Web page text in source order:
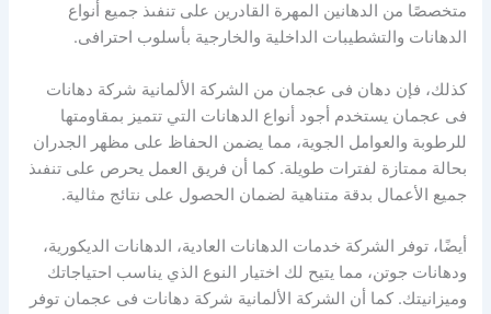
متخصصًا من الدهانين المهرة القادرين على تنفىذ جميع أنواع
الدهانات والتشطيبات الداخلية والخارجية بأسلوب احترافى.
كذلك، فإن دهان فى عجمان من الشركة الألمانية شركة دهانات
فى عجمان يستخدم أجود أنواع الدهانات التي تتميز بمقاومتها
للرطوبة والعوامل الجوية، مما يضمن الحفاظ على مظهر الجدران
بحالة ممتازة لفترات طويلة. كما أن فريق العمل يحرص على تنفىذ
جميع الأعمال بدقة متناهية لضمان الحصول على نتائج مثالية.
أيضًا، توفر الشركة خدمات الدهانات العادية، الدهانات الديكورية،
ودهانات جوتن، مما يتيح لك اختيار النوع الذي يناسب احتياجاتك
وميزانيتك. كما أن الشركة الألمانية شركة دهانات فى عجمان توفر